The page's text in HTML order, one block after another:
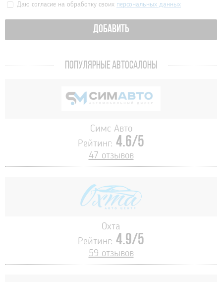
Даю согласие на обработку своих персональных данных
ДОБАВИТЬ
ПОПУЛЯРНЫЕ АВТОСАЛОНЫ
Симс Авто
Рейтинг: 4.6/5
47 отзывов
Охта
Рейтинг: 4.9/5
59 отзывов